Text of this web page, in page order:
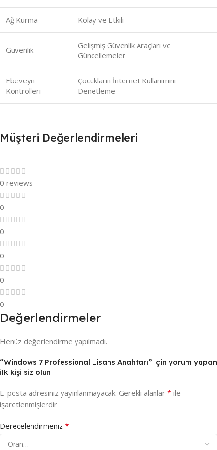
Ağ Kurma Kolay ve Etkili
Güvenlik
Gelişmiş Güvenlik Araçları ve
Güncellemeler
Ebeveyn
Kontrolleri
Çocukların İnternet Kullanımını
Denetleme
Müşteri Değerlendirmeleri
0 reviews
0
0
0
0
0
Değerlendirmeler
Henüz değerlendirme yapılmadı.
“Windows 7 Professional Lisans Anahtarı” için yorum yapan
ilk kişi siz olun
E-posta adresiniz yayınlanmayacak. Gerekli alanlar * ile
işaretlenmişlerdir
Derecelendirmeniz *